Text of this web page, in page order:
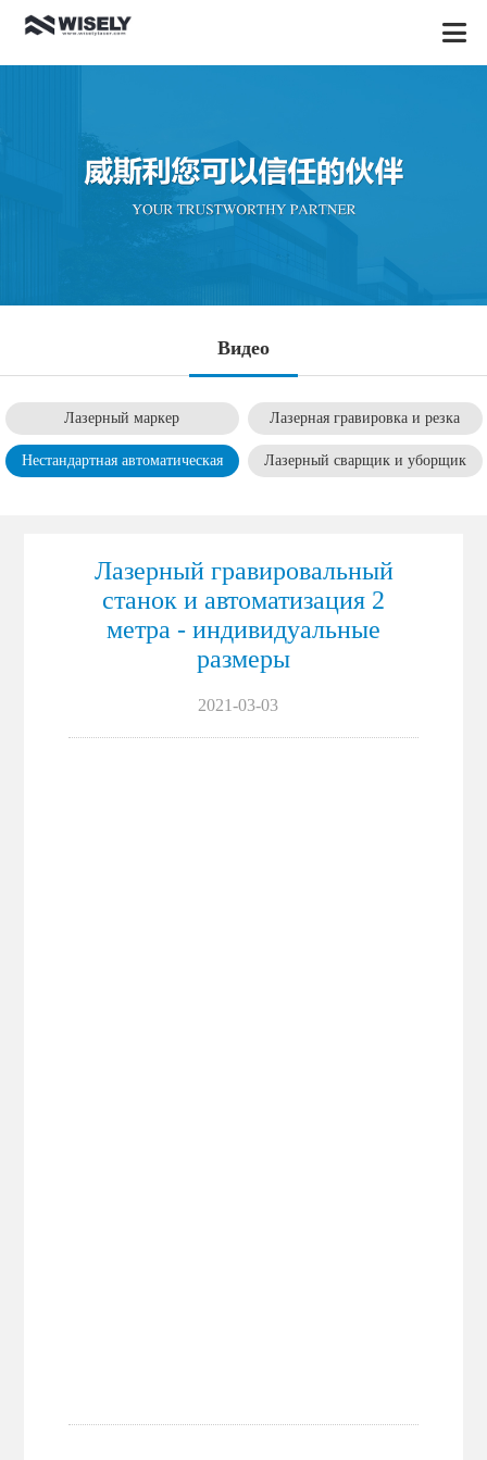
Видео
Лазерный маркер Лазерная гравировка и резка
Нестандартная автоматическая
Лазерный сварщик и уборщик
Лазерный гравировальный
станок и автоматизация 2
метра - индивидуальные
размеры
2021-03-03